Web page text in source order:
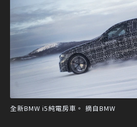
全新BMW i5純電房車。 摘自BMW